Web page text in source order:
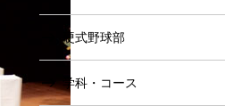
硬式野球部
学科・コース